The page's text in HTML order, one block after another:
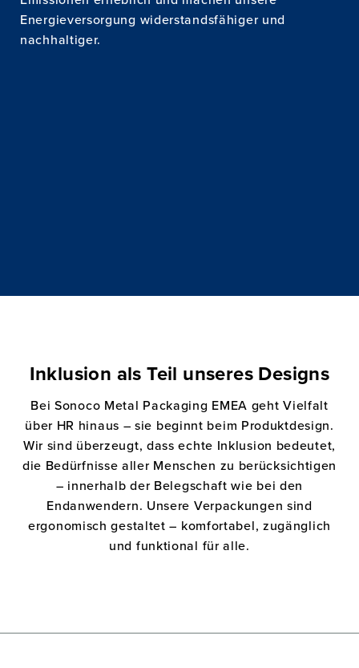
KARRIERE
Energieversorgung widerstandsfähiger und
nachhaltiger.
Inklusion als Teil unseres Designs
Bei Sonoco Metal Packaging EMEA geht Vielfalt
über HR hinaus – sie beginnt beim Produktdesign.
Wir sind überzeugt, dass echte Inklusion bedeutet,
die Bedürfnisse aller Menschen zu berücksichtigen
– innerhalb der Belegschaft wie bei den
Endanwendern. Unsere Verpackungen sind
ergonomisch gestaltet – komfortabel, zugänglich
und funktional für alle.